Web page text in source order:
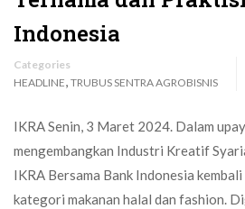
Indonesia
Categories
HEADLINE, TRUBUS SENTRA AGROBISNIS
IKRA Senin, 3 Maret 2024. Dalam
mengembangkan Industri Kreatif
IKRA Bersama Bank Indonesia
kategori makanan halal dan fashion.